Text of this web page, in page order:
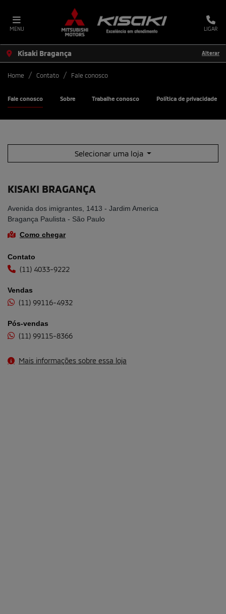
MENU LIGAR
Kisaki Bragança Alterar
Home Contato Fale conosco
Fale conosco Sobre Trabalhe conosco Política de privacidade
Selecionar uma loja
KISAKI BRAGANÇA
Avenida dos imigrantes, 1413 - Jardim America
Bragança Paulista - São Paulo
Como chegar
Contato
(11) 4033-9222
Vendas
(11) 99116-4932
Pós-vendas
(11) 99115-8366
Mais informações sobre essa loja